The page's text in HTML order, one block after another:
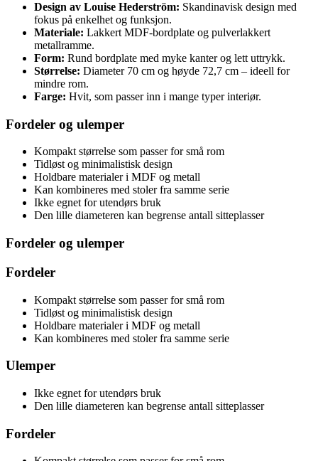
Design av Louise Hederström: Skandinavisk design med
fokus på enkelhet og funksjon.
Materiale: Lakkert MDF-bordplate og pulverlakkert
metallramme.
Form: Rund bordplate med myke kanter og lett uttrykk.
Størrelse: Diameter 70 cm og høyde 72,7 cm – ideell for
mindre rom.
Farge: Hvit, som passer inn i mange typer interiør.
Fordeler og ulemper
Kompakt størrelse som passer for små rom
Tidløst og minimalistisk design
Holdbare materialer i MDF og metall
Kan kombineres med stoler fra samme serie
Ikke egnet for utendørs bruk
Den lille diameteren kan begrense antall sitteplasser
Fordeler og ulemper
Fordeler
Kompakt størrelse som passer for små rom
Tidløst og minimalistisk design
Holdbare materialer i MDF og metall
Kan kombineres med stoler fra samme serie
Ulemper
Ikke egnet for utendørs bruk
Den lille diameteren kan begrense antall sitteplasser
Fordeler